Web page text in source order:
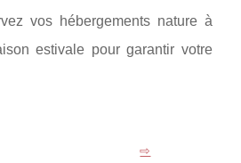
vos hébergements nature à
estivale pour garantir votre